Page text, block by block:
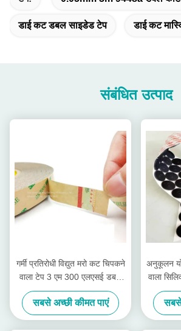
डाई कट डबल साइडेड टेप डाई कट
संबंधित उत्पाद
गर्मी प्रतिरोधी विद्युत मरो कट चिपकने
वाला टेप 3 एम 300 एलएसई डबल
पक्षीय पीईटी चिपकने वाला टेप:
सबसे अच्छी कीमत पाएं
अनुकूलन
वाला
सबसे